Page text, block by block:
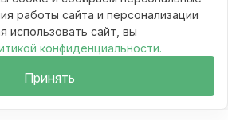
персональных данных.
копирование информации с
графических элементов
работы сайта и персонализации
использовать сайт, вы
конфиденциальности.
Принять